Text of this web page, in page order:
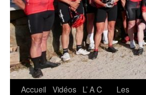
Accueil Vidéos
L’ A C
Les